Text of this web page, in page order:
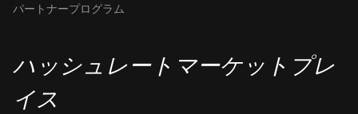
パートナープログラム
ハッシュレートマーケットプレ
イス